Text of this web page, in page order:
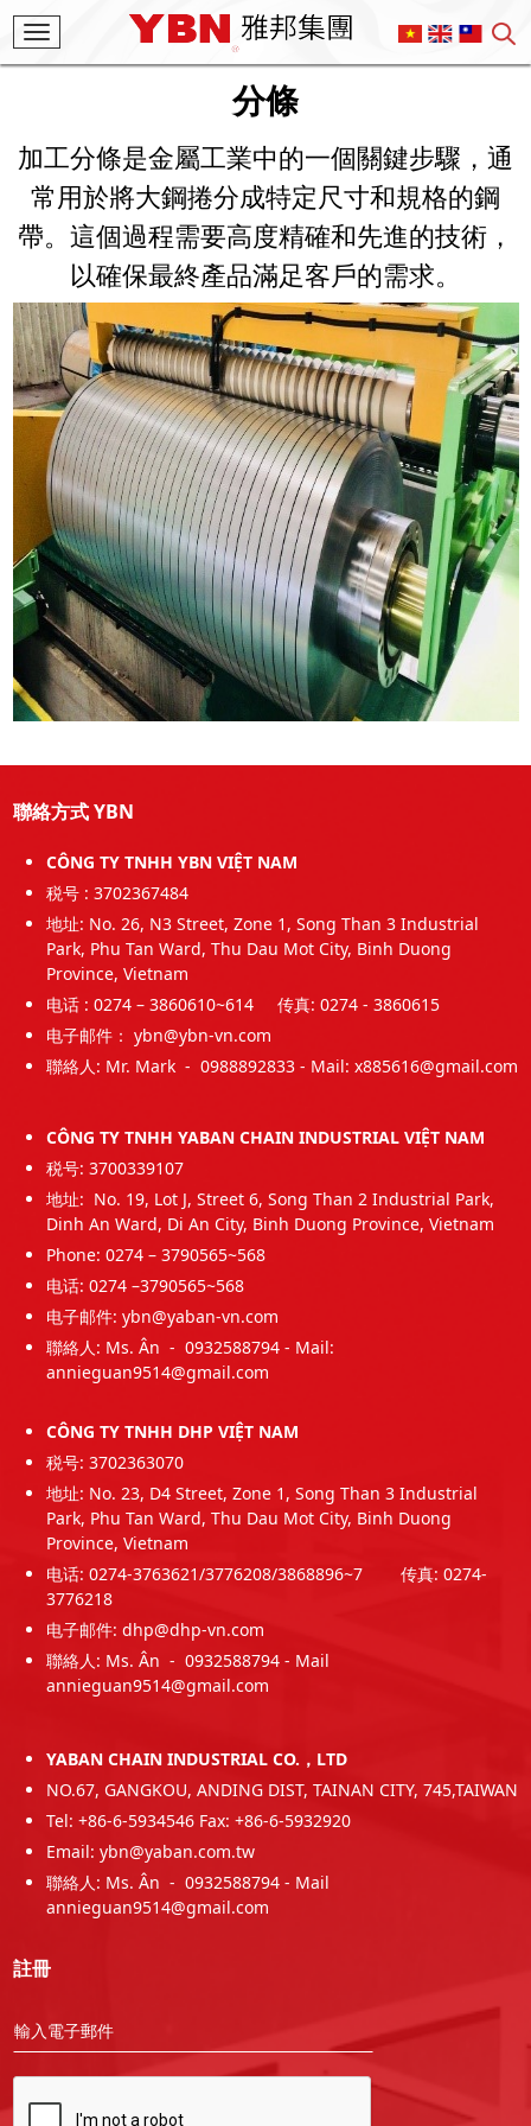
Toggle
navigation
分條
加工分條是金屬工業中的一個關鍵步驟，通
常用於將大鋼捲分成特定尺寸和規格的鋼
帶。這個過程需要高度精確和先進的技術，
以確保最終產品滿足客戶的需求。
聯絡方式 YBN
CÔNG TY TNHH YBN VIỆT NAM
税号 : 3702367484
地址: No. 26, N3 Street, Zone 1, Song Than 3 Industrial
Park, Phu Tan Ward, Thu Dau Mot City, Binh Duong
Province, Vietnam
电话 : 0274 – 3860610~614 传真: 0274 - 3860615
电子邮件： ybn@ybn-vn.com
聯絡人: Mr. Mark - 0988892833 - Mail: x885616@gmail.com
CÔNG TY TNHH YABAN CHAIN INDUSTRIAL VIỆT NAM
税号: 3700339107
地址: No. 19, Lot J, Street 6, Song Than 2 Industrial Park,
Dinh An Ward, Di An City, Binh Duong Province, Vietnam
Phone: 0274 – 3790565~568
电话: 0274 –3790565~568
电子邮件: ybn@yaban-vn.com
聯絡人: Ms. Ân - 0932588794 - Mail:
annieguan9514@gmail.com
CÔNG TY TNHH DHP VIỆT NAM
税号: 3702363070
地址: No. 23, D4 Street, Zone 1, Song Than 3 Industrial
Park, Phu Tan Ward, Thu Dau Mot City, Binh Duong
Province, Vietnam
电话: 0274-3763621/3776208/3868896~7 传真: 0274-
3776218
电子邮件: dhp@dhp-vn.com
聯絡人: Ms. Ân - 0932588794 - Mail
annieguan9514@gmail.com
YABAN CHAIN INDUSTRIAL CO.，LTD
NO.67, GANGKOU, ANDING DIST, TAINAN CITY, 745,TAIWAN
Tel: +86-6-5934546 Fax: +86-6-5932920
Email: ybn@yaban.com.tw
聯絡人: Ms. Ân - 0932588794 - Mail
annieguan9514@gmail.com
註冊